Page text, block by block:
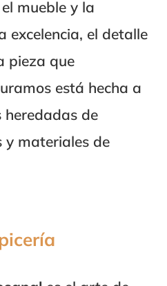
mueble y la
excelencia, el detalle
pieza que
está hecha a
heredadas de
y materiales de